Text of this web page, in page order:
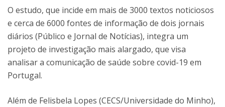
O estudo, que incide em mais de 3000 textos noticiosos
e cerca de 6000 fontes de informação de dois jornais
diários (Público e Jornal de Notícias), integra um
projeto de investigação mais alargado, que visa
analisar a comunicação de saúde sobre covid-19 em
Portugal.
Além de Felisbela Lopes (CECS/Universidade do Minho),